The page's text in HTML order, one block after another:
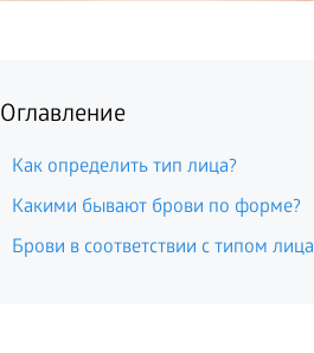
Оглавление
Как определить тип лица?
Какими бывают брови по форме?
Брови в соответствии с типом лица